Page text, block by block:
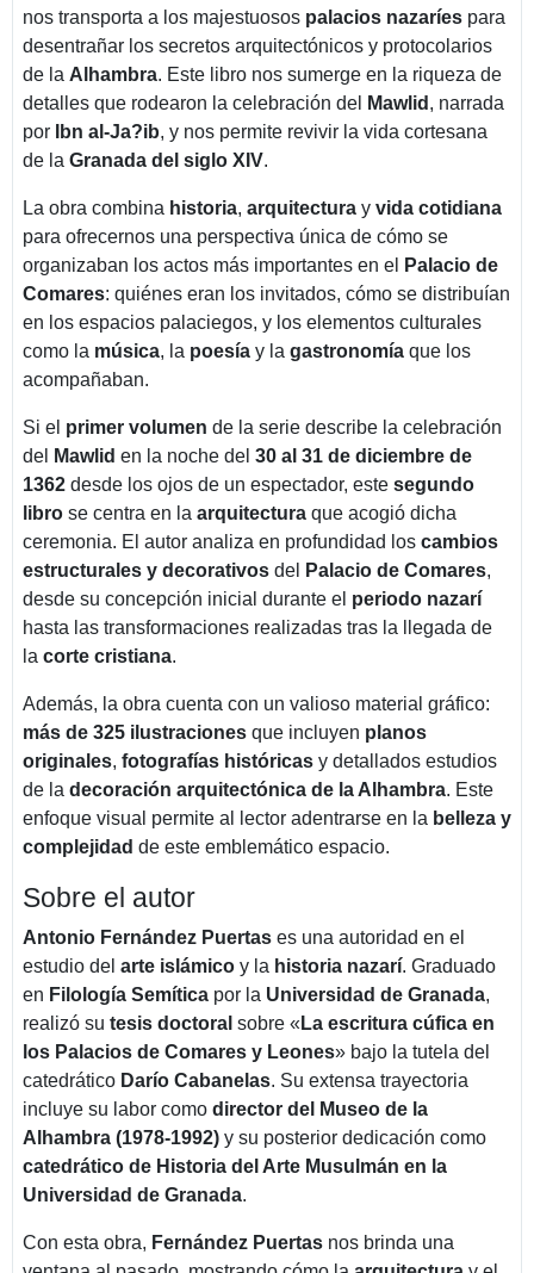
nos transporta a los majestuosos palacios nazaríes para
desentrañar los secretos arquitectónicos y protocolarios
de la Alhambra. Este libro nos sumerge en la riqueza de
detalles que rodearon la celebración del
Mawlid , narrada
por
Ibn al-Ja?ib, y nos permite revivir la vida cortesana
de la Granada del siglo XIV.
La obra combina historia, arquitectura y vida cotidiana
para ofrecernos una perspectiva única de cómo se
organizaban los actos más importantes en el
Palacio de
Comares: quiénes eran los invitados, cómo se distribuían
en los espacios palaciegos, y los elementos culturales
como la música, la poesía y la gastronomía que los
acompañaban.
Si el primer volumen de la serie describe la celebración
del
Mawlid en la noche del 30 al 31 de diciembre de
1362 desde los ojos de un espectador, este segundo
libro se centra en la arquitectura que acogió dicha
ceremonia. El autor analiza en profundidad los cambios
estructurales y decorativos del Palacio de Comares,
desde su concepción inicial durante el periodo nazarí
hasta las transformaciones realizadas tras la llegada de
la corte cristiana.
Además, la obra cuenta con un valioso material gráfico:
más de 325 ilustraciones que incluyen planos
originales, fotografías históricas y detallados estudios
de la decoración arquitectónica de la Alhambra. Este
enfoque visual permite al lector adentrarse en la belleza y
complejidad de este emblemático espacio.
Sobre el autor
Antonio Fernández Puertas es una autoridad en el
estudio del arte islámico y la historia nazarí. Graduado
en Filología Semítica por la Universidad de Granada,
realizó su tesis doctoral sobre « La escritura cúfica en
los Palacios de Comares y Leones» bajo la tutela del
catedrático Darío Cabanelas. Su extensa trayectoria
incluye su labor como director del Museo de la
Alhambra (1978-1992) y su posterior dedicación como
catedrático de Historia del Arte Musulmán en la
Universidad de Granada.
Con esta obra, Fernández Puertas nos brinda una